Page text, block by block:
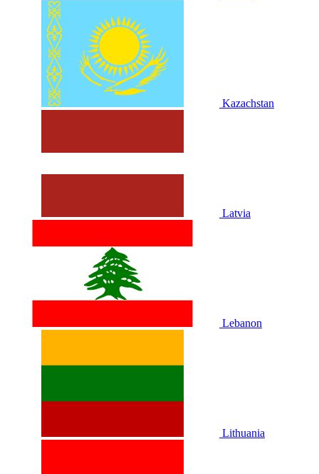
Kazachstan
Latvia
Lebanon
Lithuania